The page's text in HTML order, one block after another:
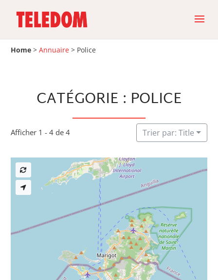
Home >Annuaire > Police
CATÉGORIE : POLICE
Afficher 1 - 4 de 4 Trier par: Title